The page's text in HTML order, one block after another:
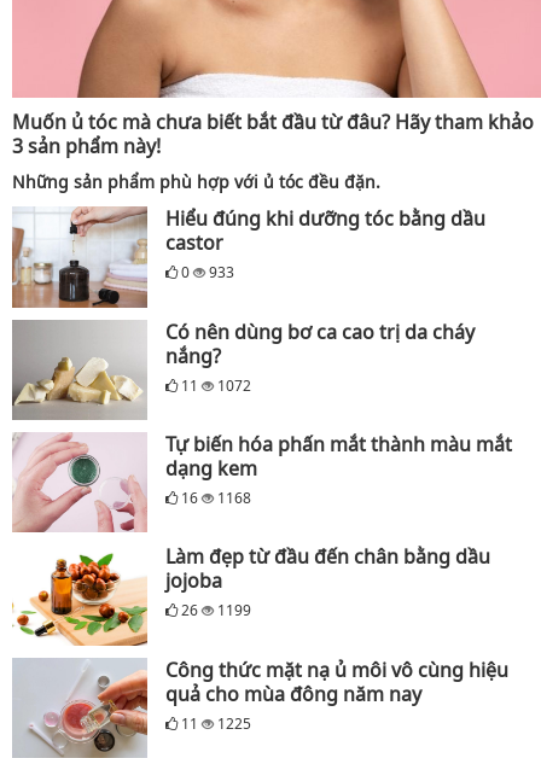
Muốn ủ tóc mà chưa biết bắt đầu từ đâu? Hãy tham khảo
3 sản phẩm này!
Những sản phẩm phù hợp với ủ tóc đều đặn.
Hiểu đúng khi dưỡng tóc bằng dầu
castor
0 933
Có nên dùng bơ ca cao trị da cháy
nắng?
11 1072
Tự biến hóa phấn mắt thành màu mắt
dạng kem
16 1168
Làm đẹp từ đầu đến chân bằng dầu
jojoba
26 1199
Công thức mặt nạ ủ môi vô cùng hiệu
quả cho mùa đông năm nay
11 1225